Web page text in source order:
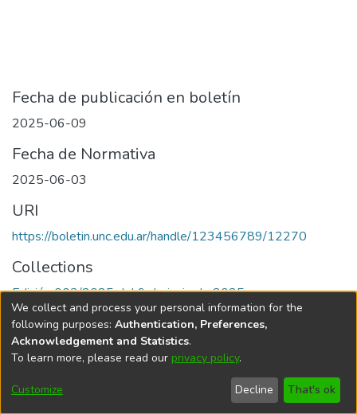
Fecha de publicación en boletín
2025-06-09
Fecha de Normativa
2025-06-03
URI
https://boletin.unc.edu.ar/handle/123456789/12270
Collections
Edición 003/2025 del 9 de junio de 2025
Universidad Nacional de Córdoba
We collect and process your personal information for the
following purposes: Authentication, Preferences,
Acknowledgement and Statistics.
To learn more, please read our privacy policy.
Customize Decline That's ok